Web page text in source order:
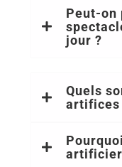
Peut-on
jour ?
Quels
artifices
artificier